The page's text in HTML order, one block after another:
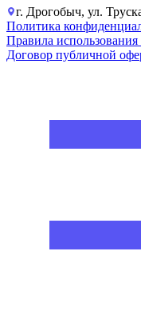
г. Дрогобыч, ул.
Политика
Правила использования
Договор публичной